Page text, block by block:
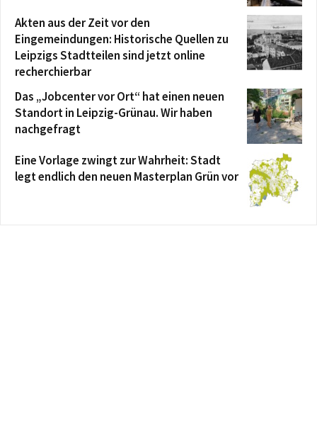
Akten aus der Zeit vor den
Eingemeindungen: Historische Quellen zu
Leipzigs Stadtteilen sind jetzt online
recherchierbar
Das „Jobcenter vor Ort“ hat einen neuen
Standort in Leipzig-Grünau. Wir haben
nachgefragt
Eine Vorlage zwingt zur Wahrheit: Stadt
legt endlich den neuen Masterplan Grün vor